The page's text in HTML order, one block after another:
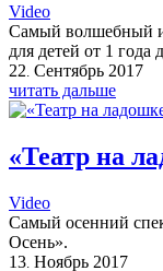
Video
Самый волшебный
для детей от 1 года
22 Сентябрь 2017
читать дальше
«Театр на
Video
Самый осенний
Осень».
13 Ноябрь 2017